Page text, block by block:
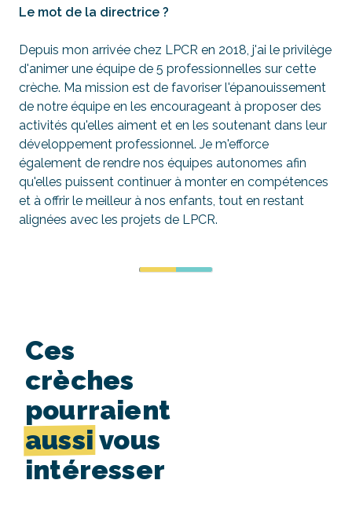
Le mot de la directrice ?
Depuis mon arrivée chez LPCR en 2018, j'ai le privilège
d'animer une équipe de 5 professionnelles sur cette
crèche. Ma mission est de favoriser l'épanouissement
de notre équipe en les encourageant à proposer des
activités qu'elles aiment et en les soutenant dans leur
développement professionnel. Je m'efforce
également de rendre nos équipes autonomes afin
qu'elles puissent continuer à monter en compétences
et à offrir le meilleur à nos enfants, tout en restant
alignées avec les projets de LPCR.
Ces
crèches
pourraient
aussi vous
intéresser